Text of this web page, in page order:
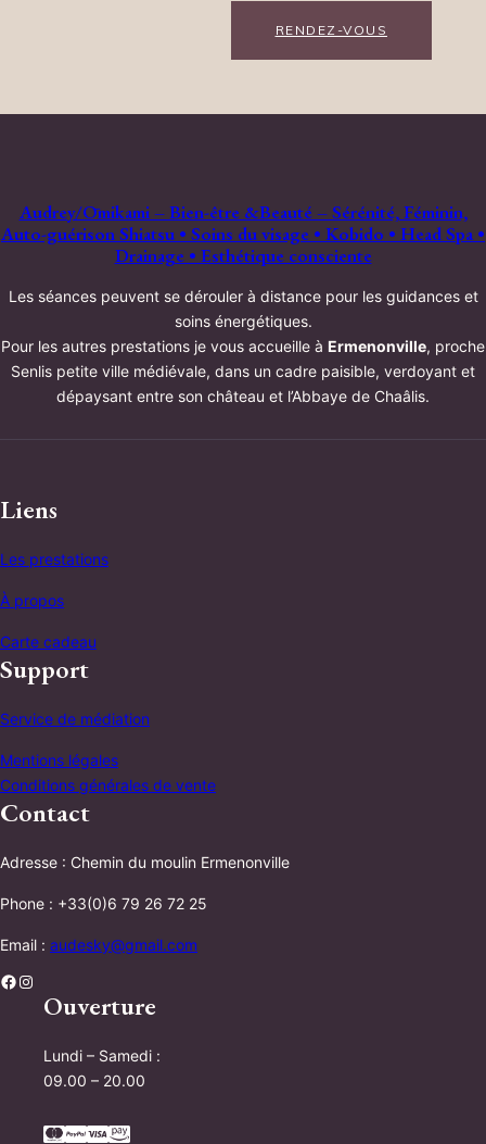
RENDEZ-VOUS
Audrey/Ōmikami – Bien-être &Beauté – Sérénité, Féminin,
Auto-guérison Shiatsu • Soins du visage • Kobido • Head Spa •
Drainage • Esthétique consciente
Les séances peuvent se dérouler à distance pour les guidances et
soins énergétiques.
Pour les autres prestations je vous accueille à Ermenonville, proche
Senlis petite ville médiévale, dans un cadre paisible, verdoyant et
dépaysant entre son château et l’Abbaye de Chaâlis.
Liens
Les prestations
À propos
Carte cadeau
Support
Service de médiation
Mentions légales
Conditions générales de vente
Contact
Adresse : Chemin du moulin Ermenonville
Phone : +33(0)6 79 26 72 25
Email : audesky@gmail.com
Facebook Instagram
Ouverture
Lundi – Samedi :
09.00 – 20.00